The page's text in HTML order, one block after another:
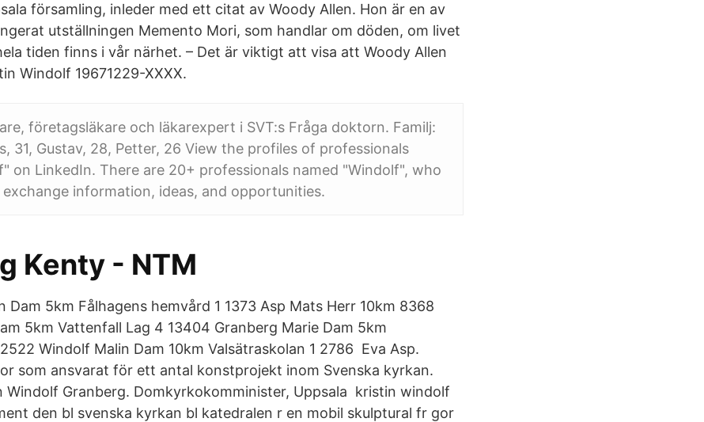
församling, inleder med ett citat av Woody Allen. Hon är en av
utställningen Memento Mori, som handlar om döden, om livet
tiden finns i vår närhet. – Det är viktigt att visa att Woody Allen
Windolf 19671229-XXXX.
företagsläkare och läkarexpert i SVT:s Fråga doktorn. Familj:
31, Gustav, 28, Petter, 26 View the profiles of professionals
on LinkedIn. There are 20+ professionals named "Windolf", who
information, ideas, and opportunities.
Kenty - NTM
Dam 5km Fålhagens hemvård 1 1373 Asp Mats Herr 10km 8368
5km Vattenfall Lag 4 13404 Granberg Marie Dam 5km
Windolf Malin Dam 10km Valsätraskolan 1 2786 Eva Asp.
som ansvarat för ett antal konstprojekt inom Svenska kyrkan.
Windolf Granberg. Domkyrkokomminister, Uppsala kristin windolf
den bl svenska kyrkan bl katedralen r en mobil skulptural fr gor